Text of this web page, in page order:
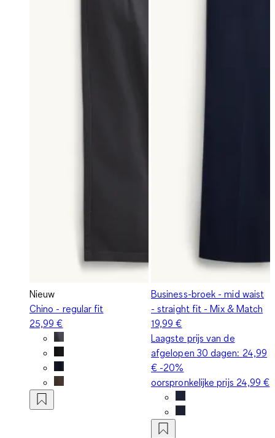
Nieuw
Chino - regular fit
25,99 €
Business-broek - mid waist
- straight fit - Mix & Match
19,99 €
Laagste prijs van de
afgelopen 30 dagen: 24,99
€ -20%
oorspronkelijke prijs 24,99 €